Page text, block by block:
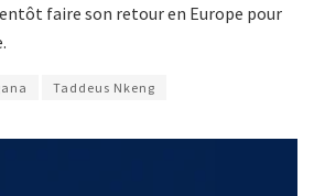
faire son retour en Europe pour
Taddeus Nkeng